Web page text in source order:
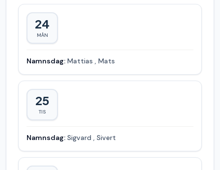
24
MÅN
Namnsdag: Mattias , Mats
25
TIS
Namnsdag: Sigvard , Sivert